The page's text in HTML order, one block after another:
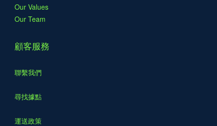
Our Values
Our Team
顧客服務
聯繫我們
尋找據點
運送政策